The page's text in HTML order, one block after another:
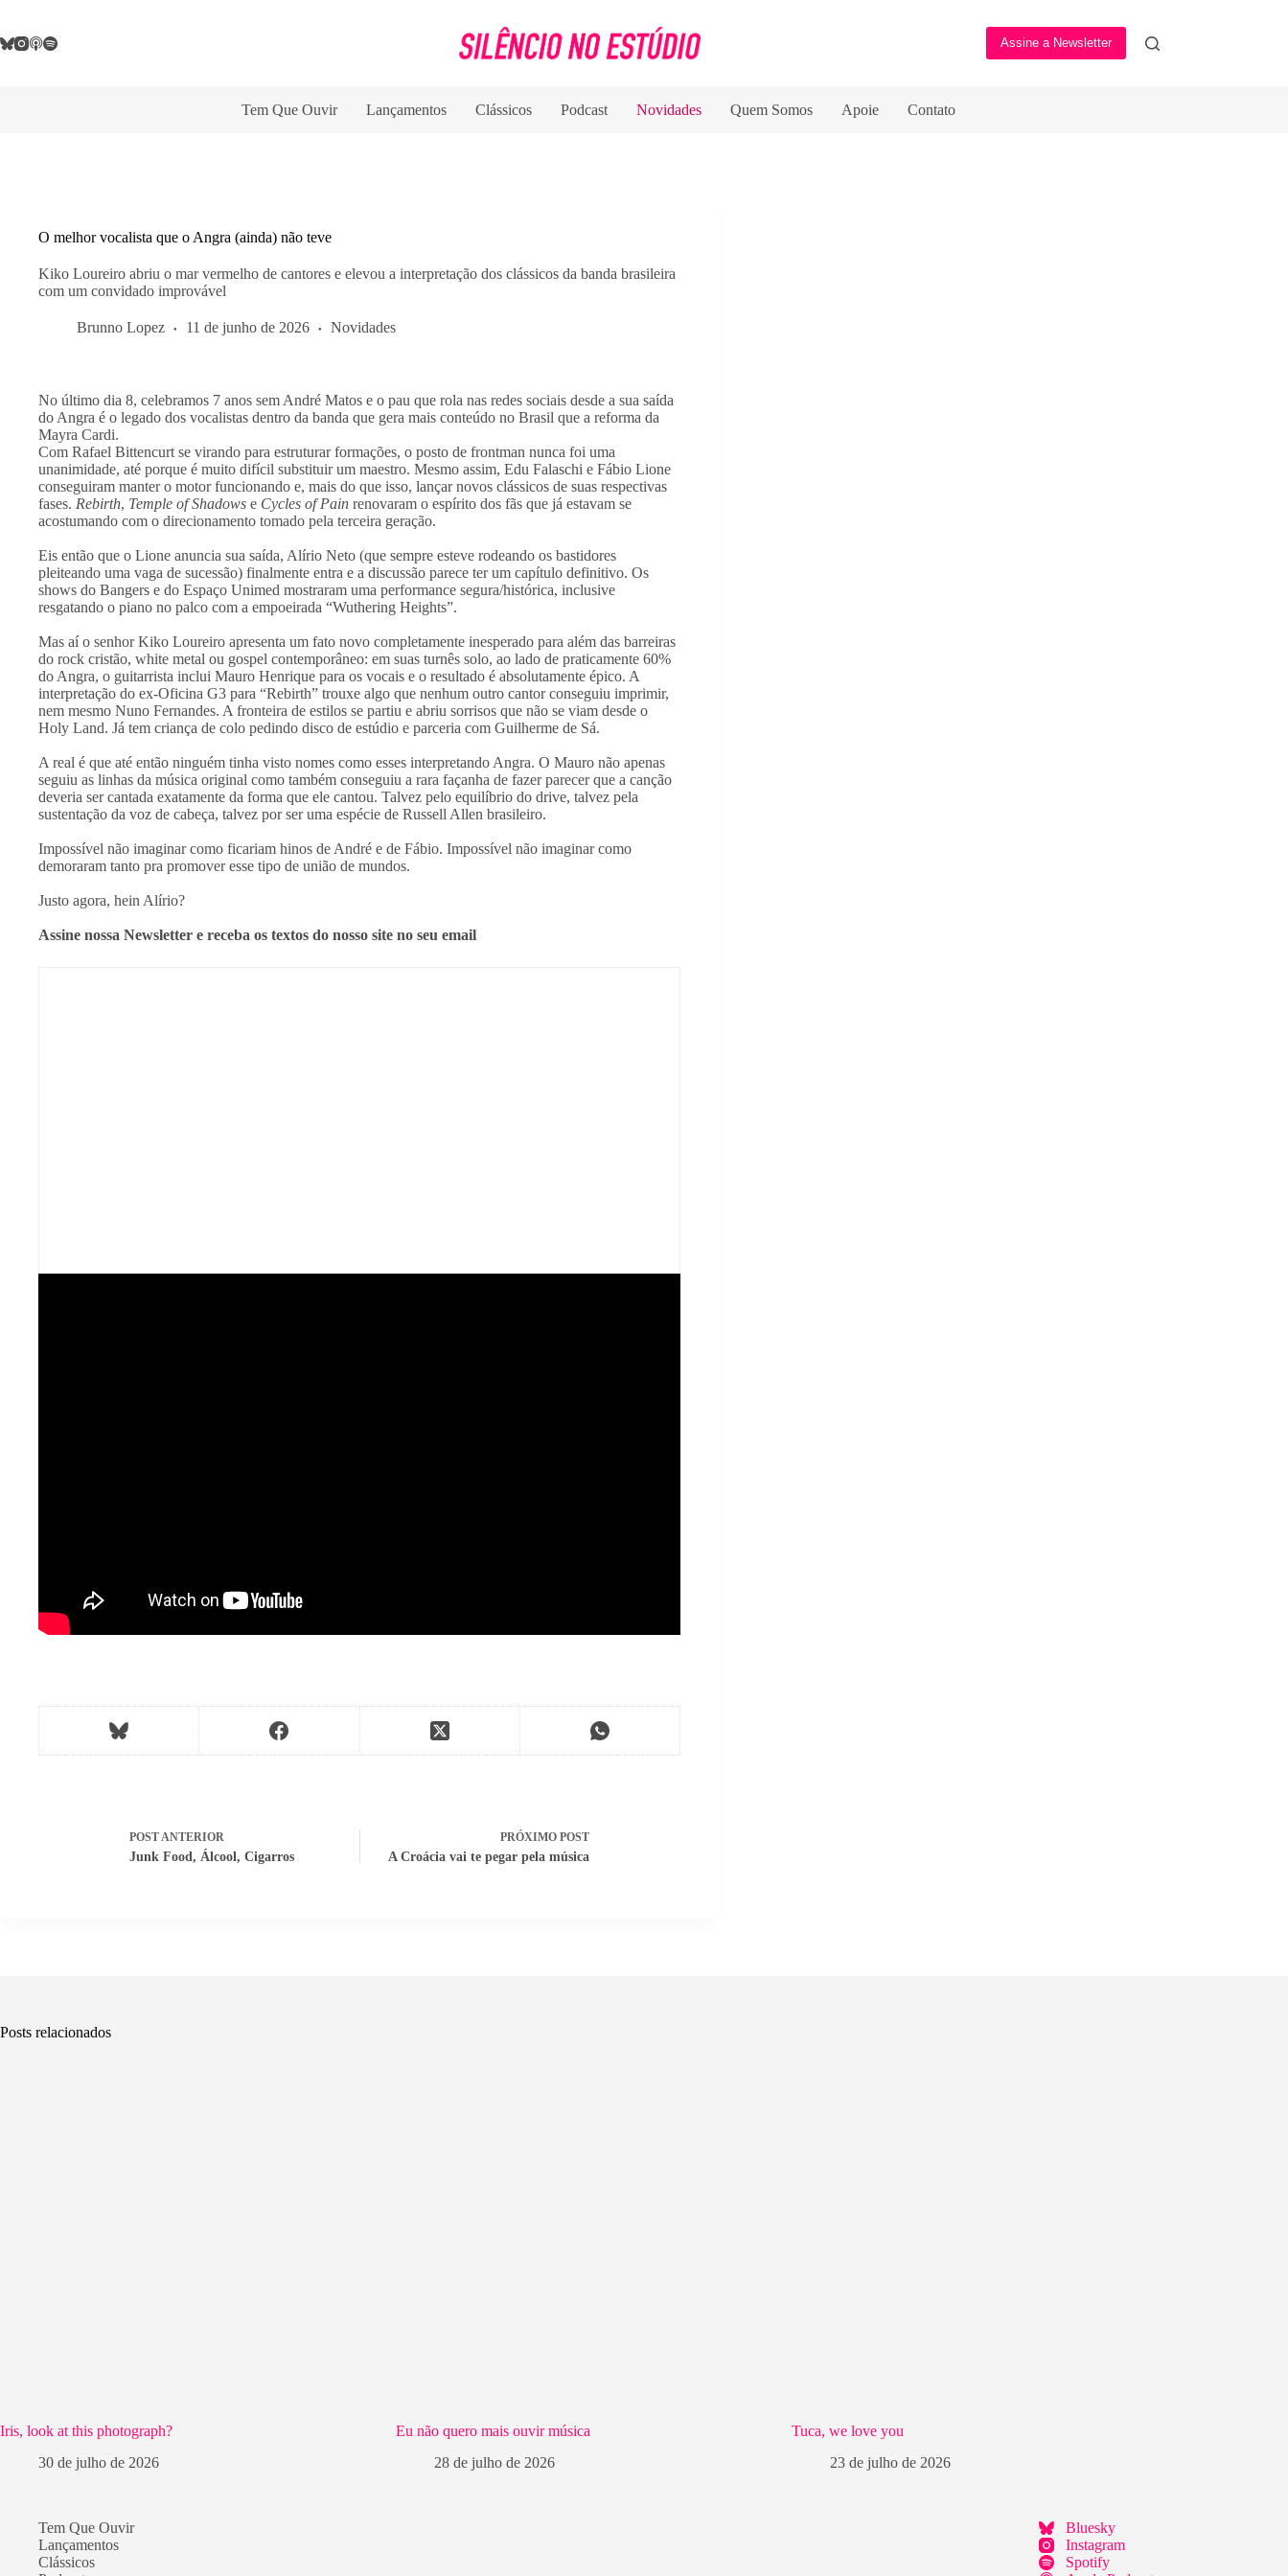
o
Assine a Newsletter
Tem Que Ouvir Lançamentos Clássicos Podcast Novidades Quem Somos Apoie Contato
O melhor vocalista que o Angra (ainda) não teve
Kiko Loureiro abriu o mar vermelho de cantores e elevou a interpretação dos clássicos da banda brasileira
com um convidado improvável
Brunno Lopez 11 de junho de 2026 Novidades
No último dia 8, celebramos 7 anos sem André Matos e o pau que rola nas redes sociais desde a sua saída
do Angra é o legado dos vocalistas dentro da banda que gera mais conteúdo no Brasil que a reforma da
Mayra Cardi.
Com Rafael Bittencurt se virando para estruturar formações, o posto de frontman nunca foi uma
unanimidade, até porque é muito difícil substituir um maestro. Mesmo assim, Edu Falaschi e Fábio Lione
conseguiram manter o motor funcionando e, mais do que isso, lançar novos clássicos de suas respectivas
fases. Rebirth, Temple of Shadows e Cycles of Pain renovaram o espírito dos fãs que já estavam se
acostumando com o direcionamento tomado pela terceira geração.
Eis então que o Lione anuncia sua saída, Alírio Neto (que sempre esteve rodeando os bastidores
pleiteando uma vaga de sucessão) finalmente entra e a discussão parece ter um capítulo definitivo. Os
shows do Bangers e do Espaço Unimed mostraram uma performance segura/histórica, inclusive
resgatando o piano no palco com a empoeirada “Wuthering Heights”.
Mas aí o senhor Kiko Loureiro apresenta um fato novo completamente inesperado para além das barreiras
do rock cristão, white metal ou gospel contemporâneo: em suas turnês solo, ao lado de praticamente 60%
do Angra, o guitarrista inclui Mauro Henrique para os vocais e o resultado é absolutamente épico. A
interpretação do ex-Oficina G3 para “Rebirth” trouxe algo que nenhum outro cantor conseguiu imprimir,
nem mesmo Nuno Fernandes. A fronteira de estilos se partiu e abriu sorrisos que não se viam desde o
Holy Land. Já tem criança de colo pedindo disco de estúdio e parceria com Guilherme de Sá.
A real é que até então ninguém tinha visto nomes como esses interpretando Angra. O Mauro não apenas
seguiu as linhas da música original como também conseguiu a rara façanha de fazer parecer que a canção
deveria ser cantada exatamente da forma que ele cantou. Talvez pelo equilíbrio do drive, talvez pela
sustentação da voz de cabeça, talvez por ser uma espécie de Russell Allen brasileiro.
Impossível não imaginar como ficariam hinos de André e de Fábio. Impossível não imaginar como
demoraram tanto pra promover esse tipo de união de mundos.
Justo agora, hein Alírio?
Assine nossa Newsletter e receba os textos do nosso site no seu email
POSTANTERIOR
Junk Food, Álcool, Cigarros
PRÓXIMO POST
A Croácia vai te pegar pela música
Posts relacionados
Iris, look at this photograph?
30 de julho de 2026
Eu não quero mais ouvir música
28 de julho de 2026
Tuca, we love you
23 de julho de 2026
Tem Que Ouvir
Lançamentos
Clássicos
Bluesky
Instagram
Spotify